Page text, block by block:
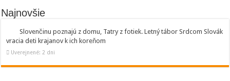
Najnovšie
Slovenčinu poznajú z domu, Tatry z fotiek. Letný tábor Srdcom Slovák
vracia deti krajanov k ich koreňom
Uverejnené: 2 dni